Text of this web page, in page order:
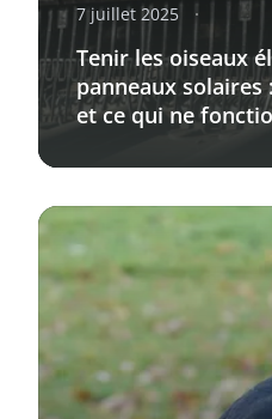
7 juillet 2025
Tenir les oiseaux
panneaux
et ce qui ne